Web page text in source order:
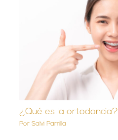
¿Qué es la ortodoncia?
PorSalvi Parrilla